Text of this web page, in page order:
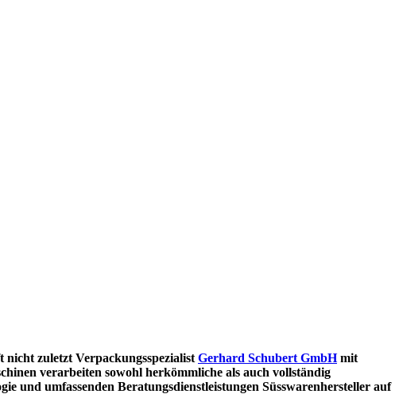
nicht zuletzt Verpackungsspezialist Gerhard Schubert GmbHmit
verarbeiten sowohl herkömmliche als auch vollständig
und umfassenden Beratungsdienstleistungen Süsswarenhersteller auf